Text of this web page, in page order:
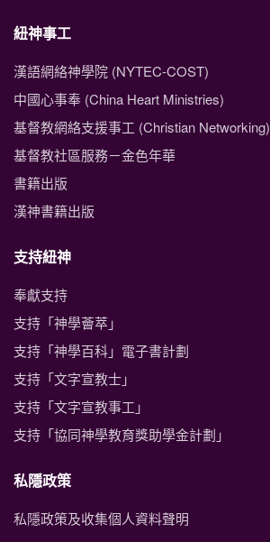
紐神事工
漢語網絡神學院 (NYTEC-COST)
中國心事奉 (China Heart Ministries)
基督教網絡支援事工 (Christian Networking)
基督教社區服務－金色年華
書籍出版
漢神書籍出版
支持紐神
奉獻支持
支持「神學薈萃」
支持「神學百科」電子書計劃
支持「文字宣教士」
支持「文字宣教事工」
支持「協同神學教育獎助學金計劃」
私隱政策
私隱政策及收集個人資料聲明